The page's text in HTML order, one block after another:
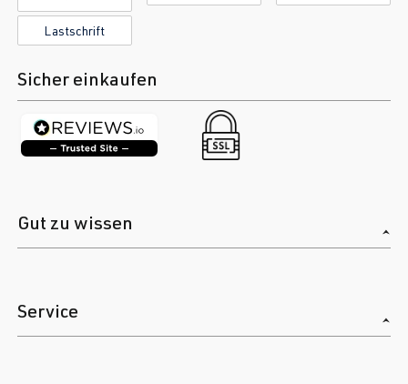
Lastschrift
Sicher einkaufen
Gut zu wissen
Service